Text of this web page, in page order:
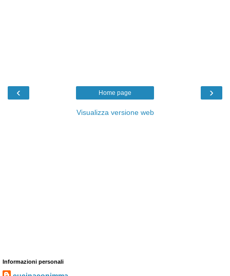
‹ ›
Home page
Visualizza versione web
Informazioni personali